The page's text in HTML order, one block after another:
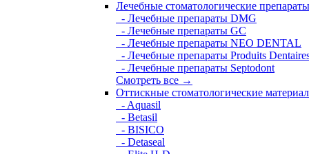
Лечебные стоматологические препараты
- Лечебные препараты DMG
- Лечебные препараты GC
- Лечебные препараты NEO DENTAL
- Лечебные препараты Produits
- Лечебные препараты Septodont
Смотреть все →
Оттискные стоматологические
- Aquasil
- Betasil
- BISICO
- Detaseal